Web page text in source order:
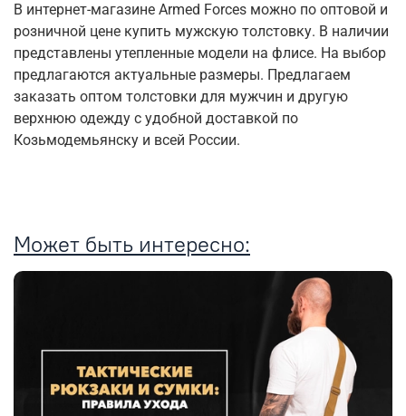
В интернет-магазине Armed Forces можно по оптовой и
розничной цене купить мужскую толстовку. В наличии
представлены утепленные модели на флисе. На выбор
предлагаются актуальные размеры. Предлагаем
заказать оптом толстовки для мужчин и другую
верхнюю одежду с удобной доставкой по
Козьмодемьянску и всей России.
Может быть интересно: